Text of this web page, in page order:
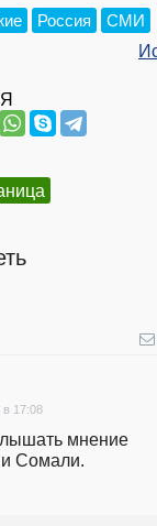
Россия СМИ
в 17:08
мнение
и Сомали.